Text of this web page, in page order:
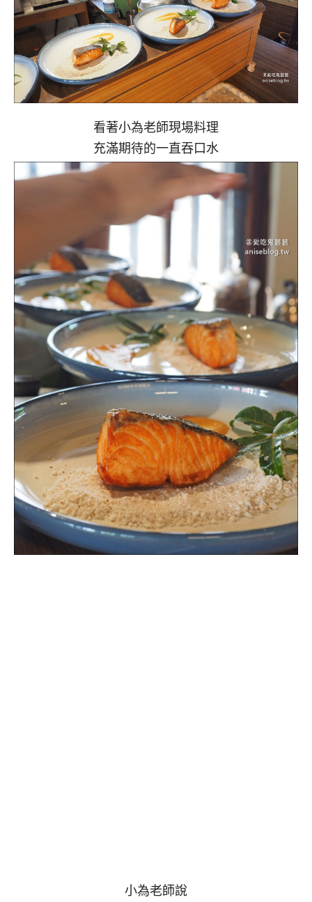
看著小為老師現場料理
充滿期待的一直吞口水
小為老師說